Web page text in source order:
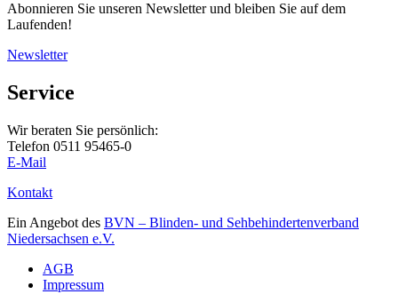
Abonnieren Sie unseren Newsletter und bleiben Sie auf dem
Laufenden!
Newsletter
Service
Wir beraten Sie persönlich:
Telefon 0511 95465-0
E-Mail
Kontakt
Ein Angebot des BVN – Blinden- und Sehbehindertenverband
Niedersachsen e.V.
AGB
Impressum